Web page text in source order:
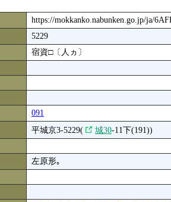
https://mokkanko.nabunken.go.jp/ja/
5229
宿資□〔人ヵ〕
091
平城京3-5229( 城30-11下(191))
左原形｡